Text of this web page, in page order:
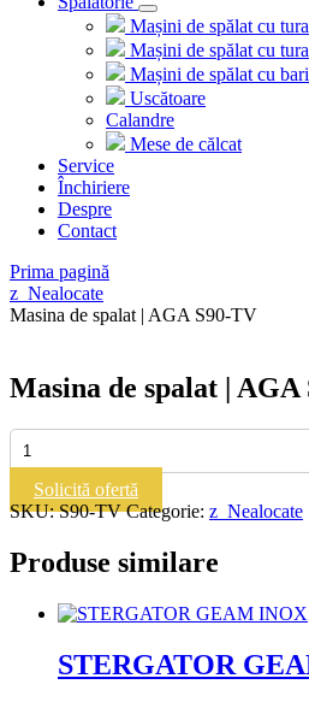
Mașini de spălat cu
Mașini de spălat cu
Mașini de spălat cu
Uscătoare
Calandre
Mese de călcat
Service
Închiriere
Despre
Contact
Prima pagină
z_Nealocate
Masina de spalat | AGA S90-TV
Masina de spalat | AGA
Cantitate
Masina
spalat
|
S90-
Solicită ofertă
SKU:S90-TV Categorie: z_Nealocate
Produse similare
STERGATOR